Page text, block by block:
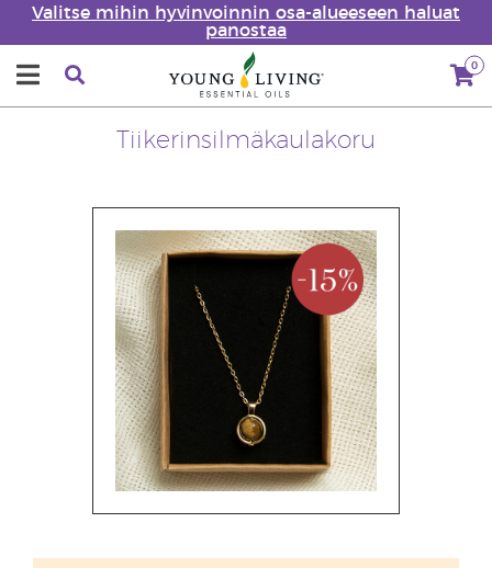
Valitse mihin hyvinvoinnin osa-alueeseen haluat
panostaa
0
Tiikerinsilmäkaulakoru